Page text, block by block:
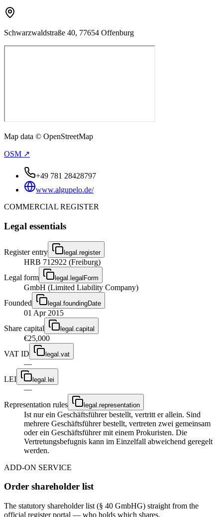
Schwarzwaldstraße 40, 77654 Offenburg
Map data © OpenStreetMap
OSM ↗
+49 781 28428797
www.algupelo.de/
COMMERCIAL REGISTER
Legal essentials
Register entry legal.register
HRB 712922 (Freiburg)
Legal form
legal.legalForm
GmbH (Limited Liability Company)
Founded
legal.foundingDate
01 Apr 2015
Share capital
legal.capital
€25,000
VAT ID
legal.vat
—
LEI
legal.lei
—
Representation rules
legal.representation
Ist nur ein Geschäftsführer bestellt, vertritt er allein. Sind
mehrere Geschäftsführer bestellt, vertreten zwei gemeinsam
oder ein Geschäftsführer mit einem Prokuristen. Die
Vertretungsbefugnis kann im Einzelfall abweichend geregelt
werden.
ADD-ON SERVICE
Order shareholder list
The statutory shareholder list (§ 40 GmbHG) straight from the
official register portal — who holds which shares.